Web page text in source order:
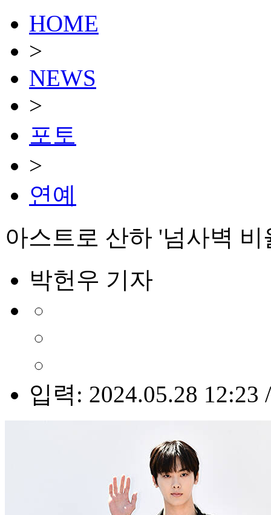
HOME
>
NEWS
>
포토
>
연예
아스트로 산하 '넘사벽
박헌우 기자
입력: 2024.05.28 12:23